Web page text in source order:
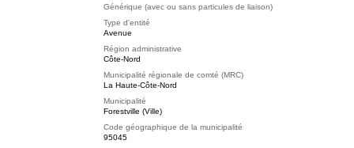
Générique (avec ou sans particules de liaison)
Type d'entité
Avenue
Région administrative
Côte-Nord
Municipalité régionale de comté (MRC)
La Haute-Côte-Nord
Municipalité
Forestville (Ville)
Code géographique de la municipalité
95045